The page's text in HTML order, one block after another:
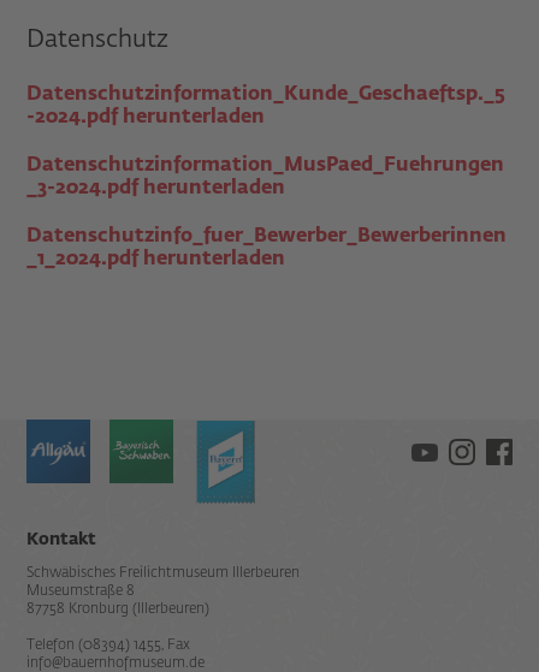
Datenschutz
Datenschutzinformation_Kunde_Geschaeftsp._5
-2024.pdf herunterladen
Datenschutzinformation_MusPaed_Fuehrungen
_3-2024.pdf herunterladen
Datenschutzinfo_fuer_Bewerber_Bewerberinnen
_1_2024.pdf herunterladen
Kontakt
Schwäbisches Freilichtmuseum Illerbeuren
Museumstraße 8
87758 Kronburg (Illerbeuren)
Telefon (08394) 1455, Fax
info@bauernhofmuseum.de